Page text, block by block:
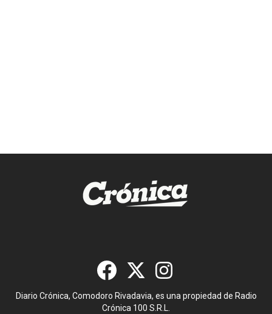
Diario Crónica, Comodoro Rivadavia, es una propiedad de Radio
Crónica 100 S.R.L.